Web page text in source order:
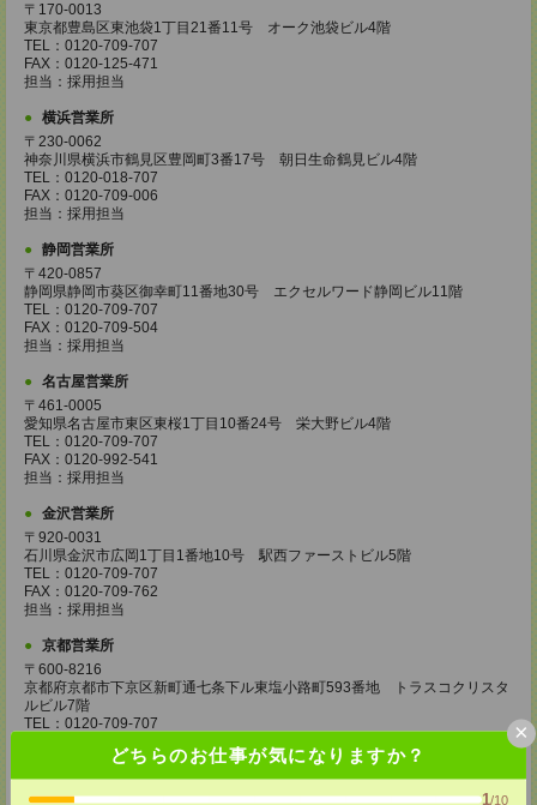
どちらのお仕事が気になりますか？
1/10
×
〒170-0013
東京都豊島区東池袋1丁目21番11号 オーク池袋ビル4階
TEL：0120-709-707
FAX：0120-125-471
担当：採用担当
横浜営業所
〒230-0062
神奈川県横浜市鶴見区豊岡町3番17号 朝日生命鶴見ビル4階
TEL：0120-018-707
FAX：0120-709-006
担当：採用担当
静岡営業所
〒420-0857
静岡県静岡市葵区御幸町11番地30号 エクセルワード静岡ビル11階
TEL：0120-709-707
FAX：0120-709-504
担当：採用担当
名古屋営業所
〒461-0005
愛知県名古屋市東区東桜1丁目10番24号 栄大野ビル4階
TEL：0120-709-707
FAX：0120-992-541
担当：採用担当
金沢営業所
〒920-0031
石川県金沢市広岡1丁目1番地10号 駅西ファーストビル5階
TEL：0120-709-707
FAX：0120-709-762
担当：採用担当
京都営業所
〒600-8216
京都府京都市下京区新町通七条下ル東塩小路町593番地 トラスコクリスタ
ルビル7階
TEL：0120-709-707
担当：採用担当
大阪営業所